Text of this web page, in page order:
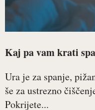
Kaj pa vam krati
Ura je za spanje,
še za ustrezno
Pokrijete...